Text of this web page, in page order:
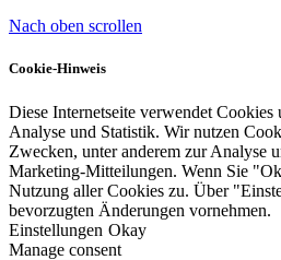
Nach oben scrollen
Cookie-Hinweis
Diese Internetseite verwendet
Analyse und Statistik. Wir nutzen
Zwecken, unter anderem zur Analyse
Marketing-Mitteilungen. Wenn Sie
Nutzung aller Cookies zu. Über
bevorzugten Änderungen vornehmen.
Einstellungen Okay
Manage consent